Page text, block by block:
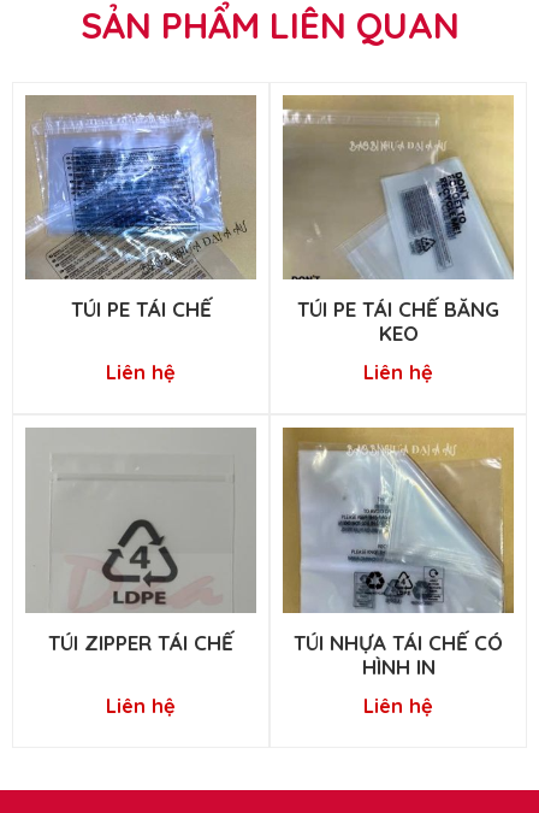
SẢN PHẨM LIÊN QUAN
TÚI PE TÁI CHẾ
Liên hệ
TÚI PE TÁI CHẾ BĂNG
KEO
Liên hệ
TÚI ZIPPER TÁI CHẾ
Liên hệ
TÚI NHỰA TÁI CHẾ CÓ
HÌNH IN
Liên hệ